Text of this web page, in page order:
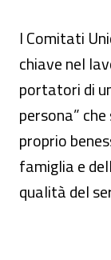
I Comitati
chiave nel
portatori di
persona”
proprio
famiglia e
qualità del